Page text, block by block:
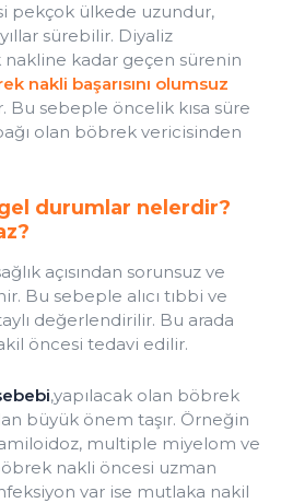
pekçok ülkede uzundur,
sürebilir. Diyaliz
nakline kadar geçen sürenin
nakli başarısını olumsuz
sebeple öncelik kısa süre
olan böbrek vericisinden
durumlar nelerdir?
açısından sorunsuz ve
Bu sebeple alıcı tıbbi ve
değerlendirilir. Bu arada
öncesi tedavi edilir.
,yapılacak olan böbrek
büyük önem taşır. Örneğin
multiple miyelom ve
nakli öncesi uzman
var ise mutlaka nakil